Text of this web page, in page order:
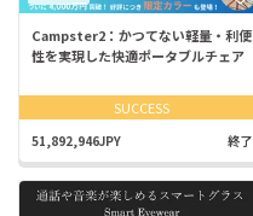
Campster2：かつてない軽量・利便
性を実現した快適ポータブルチェア
SUCCESS
51,892,946JPY 終了